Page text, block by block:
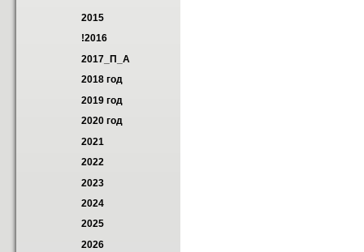
2015
!2016
2017_П_А
2018 год
2019 год
2020 год
2021
2022
2023
2024
2025
2026